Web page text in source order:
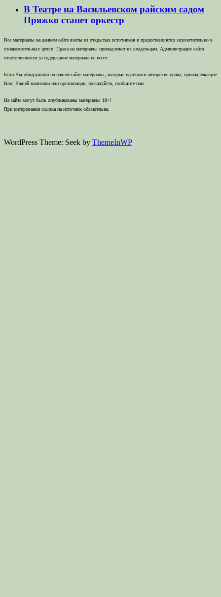
В Театре на Васильевском райским садом
Пряжко станет оркестр
Все материалы на данном сайте взяты из открытых источников и предоставляются исключительно в
ознакомительных целях. Права на материалы принадлежат их владельцам. Администрация сайта
ответственности за содержание материала не несет.
Если Вы обнаружили на нашем сайте материалы, которые нарушают авторские права, принадлежащие
Вам, Вашей компании или организации, пожалуйста, сообщите нам.
На сайте могут быть опубликованы материалы 18+!
При цитировании ссылка на источник обязательна.
WordPress Theme: Seek by ThemeInWP